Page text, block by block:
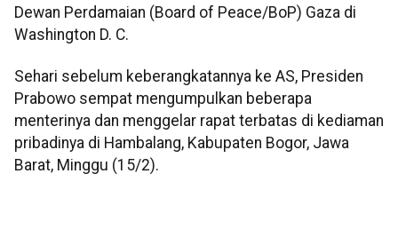
Dewan Perdamaian (Board of Peace/BoP) Gaza di
Washington D. C.
Sehari sebelum keberangkatannya ke AS, Presiden
Prabowo sempat mengumpulkan beberapa
menterinya dan menggelar rapat terbatas di kediaman
pribadinya di Hambalang, Kabupaten Bogor, Jawa
Barat, Minggu (15/2).